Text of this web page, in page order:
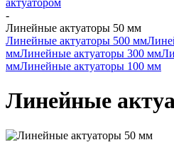
актуатором
-
Линейные актуаторы 50 мм
Линейные актуаторы 500 мм
ммЛинейные актуаторы 300 мм
ммЛинейные актуаторы 100 мм
Линейные